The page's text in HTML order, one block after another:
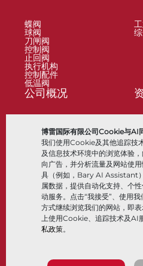
博雷国际有限公司Cookie与AI
我们使用Cookie及其他追踪技
及信息技术环境中的浏览体验
向广告，并分析流量及网站使
具（例如，Bary AI Assistant
属数据，提供自动化支持、个
动服务。点击“我接受”、使用
方式继续浏览我们的网站，即
上使用Cookie、追踪技术及AI
私政策。
蝶阀
球阀
刀闸阀
控制阀
止回阀
执行机构
控制配件
低温阀
公司概况
合作伙伴
可持续性
客户门户
关注我们